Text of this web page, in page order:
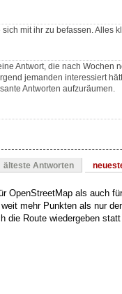
mit ihr zu befassen. Alles
Antwort, die nach Wochen
jemanden interessiert
Antworten aufzuräumen.
älteste Antworten
OpenStreetMap als auch
mehr Punkten als nur
die Route wiedergeben